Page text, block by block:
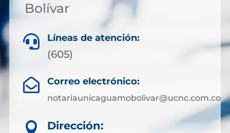
Bolívar
 Líneas de atención:
(605)
 Correo electrónico:
notariaunicaguamobolivar@ucnc.com.co

Dirección: